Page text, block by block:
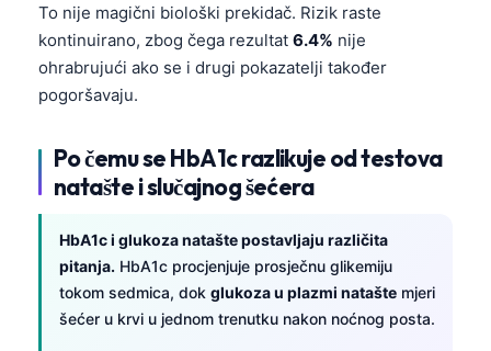
To nije magični biološki prekidač. Rizik raste
kontinuirano, zbog čega rezultat 6.4% nije
ohrabrujući ako se i drugi pokazatelji također
pogoršavaju.
Po čemu se HbA1c razlikuje od testova
natašte i slučajnog šećera
HbA1c i glukoza natašte postavljaju različita
pitanja. HbA1c procjenjuje prosječnu glikemiju
tokom sedmica, dok glukoza u plazmi natašte mjeri
šećer u krvi u jednom trenutku nakon noćnog posta.